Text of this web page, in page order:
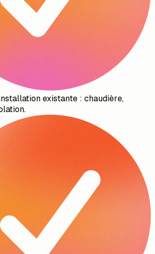
existante : chaudière,